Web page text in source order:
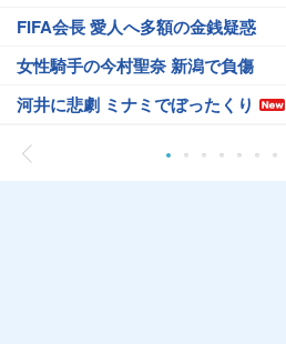
FIFA会長 愛人へ多額の金銭疑惑
女性騎手の今村聖奈 新潟で負傷
河井に悲劇 ミナミでぼったくり